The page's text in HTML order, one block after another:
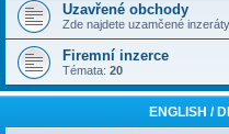
Uzavřené obchody
Zde najdete uzamčené
Firemní inzerce
Témata: 20
ENGLISH /